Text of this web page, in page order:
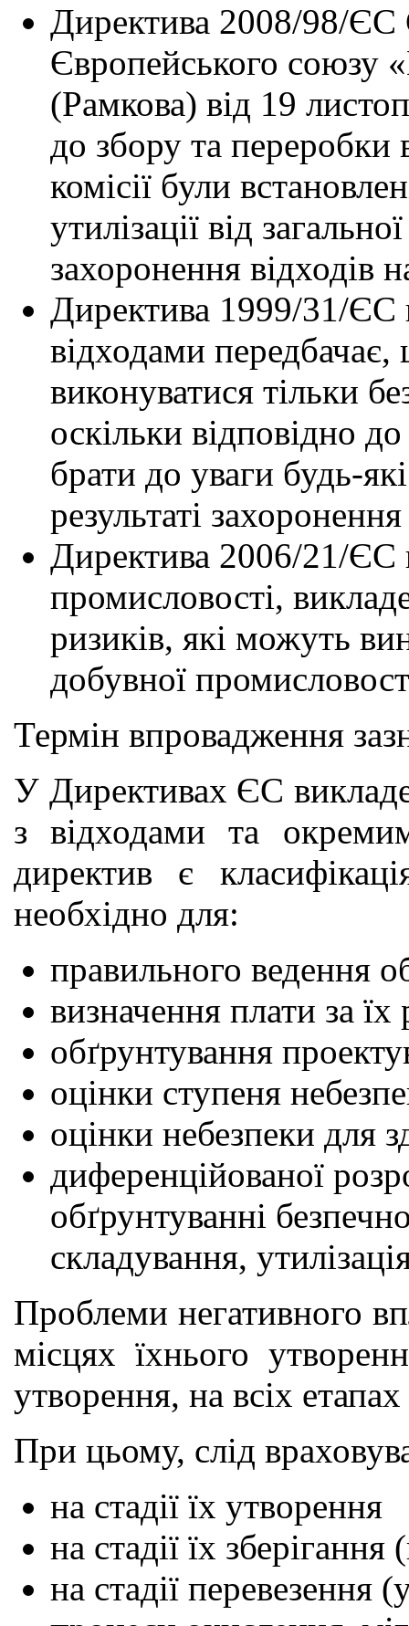
Директива 2008/98/ЄС
Європейського союзу
(Рамкова) від 19
до збору та переробки
комісії були
утилізації від
захоронення відходів
Директива 1999/31/ЄС
відходами
виконуватися тільки
оскільки відповідно
брати до уваги будь-
результаті
Директива 2006/21/ЄС
промисловості,
ризиків, які можуть
добувної
Термін впровадження
У Директивах ЄС
з відходами та
директив є
необхідно для:
правильного ведення
визначення плати за
обґрунтування
оцінки ступеня
оцінки небезпеки для
диференційованої
обґрунтуванні
складування,
Проблеми негативного
місцях їхнього
утворення, на всіх
При цьому, слід
на стадії їх утворення
на стадії їх
на стадії